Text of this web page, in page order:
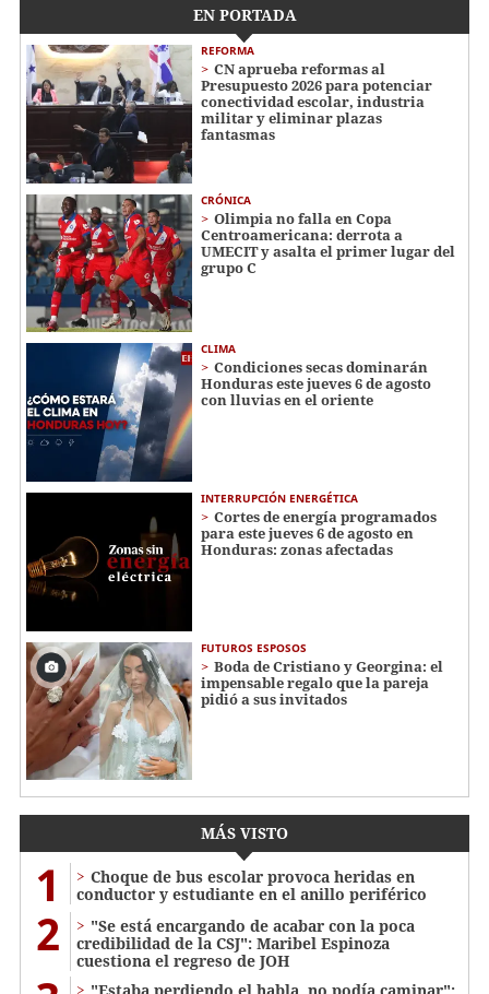
EN PORTADA
REFORMA
CN aprueba reformas al
Presupuesto 2026 para potenciar
conectividad escolar, industria
militar y eliminar plazas
fantasmas
CRÓNICA
Olimpia no falla en Copa
Centroamericana: derrota a
UMECIT y asalta el primer lugar del
grupo C
CLIMA
Condiciones secas dominarán
Honduras este jueves 6 de agosto
con lluvias en el oriente
INTERRUPCIÓN ENERGÉTICA
Cortes de energía programados
para este jueves 6 de agosto en
Honduras: zonas afectadas
FUTUROS ESPOSOS
Boda de Cristiano y Georgina: el
impensable regalo que la pareja
pidió a sus invitados
MÁS VISTO
1
Choque de bus escolar provoca heridas en
conductor y estudiante en el anillo periférico
2
"Se está encargando de acabar con la poca
credibilidad de la CSJ": Maribel Espinoza
cuestiona el regreso de JOH